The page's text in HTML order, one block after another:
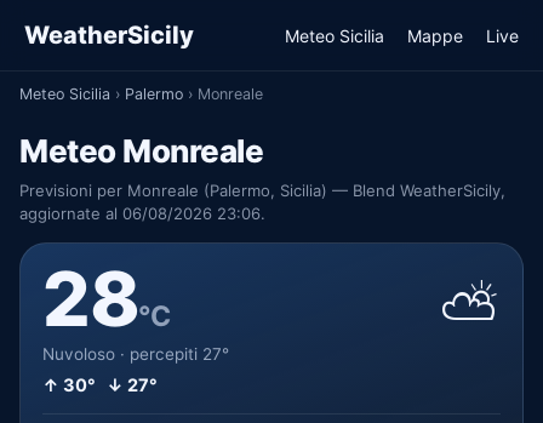
WeatherSicily Meteo Sicilia Mappe Live
Meteo Sicilia › Palermo › Monreale
Meteo Monreale
Previsioni per Monreale (Palermo, Sicilia) — Blend WeatherSicily,
aggiornate al 06/08/2026 23:06.
28°C
Nuvoloso · percepiti 27°
↑ 30° ↓ 27°
⛅